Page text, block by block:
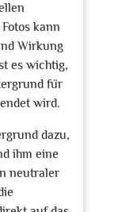
kann
Wirkung
es wichtig,
für
wird.
dazu,
ihm eine
neutraler